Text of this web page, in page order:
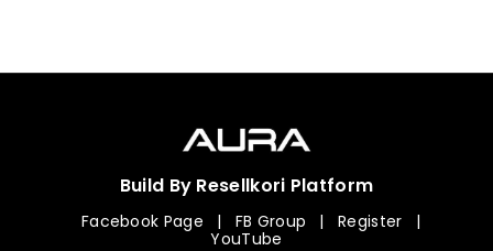
Build By Resellkori Platform
Facebook Page | FB Group | Register
|
YouTube